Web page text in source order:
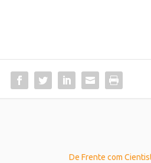
De Frente com